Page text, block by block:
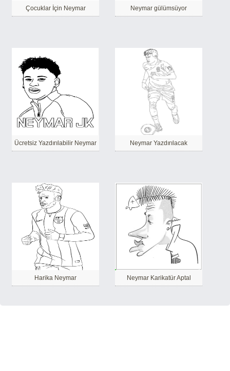
Çocuklar İçin Neymar Neymar gülümsüyor
Ücretsiz Yazdırılabilir Neymar Neymar Yazdırılacak
Harika Neymar Neymar Karikatür Aptal